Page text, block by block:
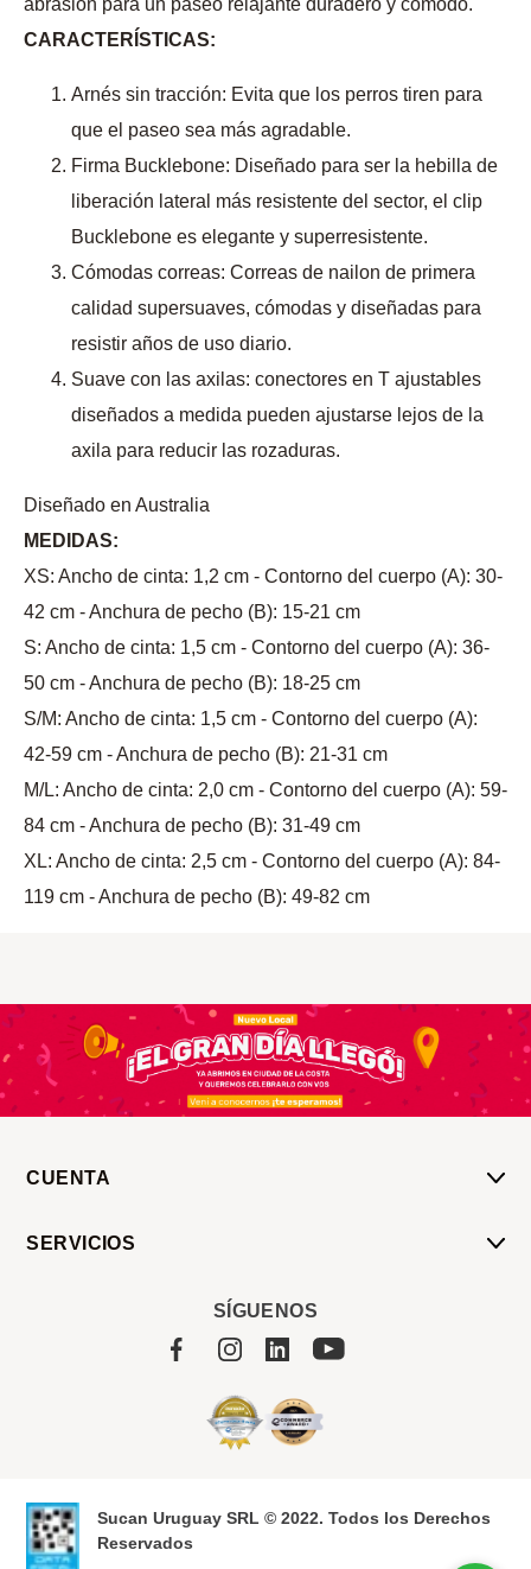
abrasión para un paseo relajante duradero y cómodo.
CARACTERÍSTICAS:
Arnés sin tracción: Evita que los perros tiren para
que el paseo sea más agradable.
Firma Bucklebone: Diseñado para ser la hebilla de
liberación lateral más resistente del sector, el clip
Bucklebone es elegante y superresistente.
Cómodas correas: Correas de nailon de primera
calidad supersuaves, cómodas y diseñadas para
resistir años de uso diario.
Suave con las axilas: conectores en T ajustables
diseñados a medida pueden ajustarse lejos de la
axila para reducir las rozaduras.
Diseñado en Australia
MEDIDAS:
XS: Ancho de cinta: 1,2 cm - Contorno del cuerpo (A): 30-
42 cm - Anchura de pecho (B): 15-21 cm
S: Ancho de cinta: 1,5 cm - Contorno del cuerpo (A): 36-
50 cm - Anchura de pecho (B): 18-25 cm
S/M: Ancho de cinta: 1,5 cm - Contorno del cuerpo (A):
42-59 cm - Anchura de pecho (B): 21-31 cm
M/L: Ancho de cinta: 2,0 cm - Contorno del cuerpo (A): 59-
84 cm - Anchura de pecho (B): 31-49 cm
XL: Ancho de cinta: 2,5 cm - Contorno del cuerpo (A): 84-
119 cm - Anchura de pecho (B): 49-82 cm
CUENTA
SERVICIOS
SÍGUENOS
Sucan Uruguay SRL © 2022. Todos los Derechos
Reservados